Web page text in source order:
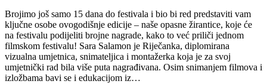
filmovima”
Brojimo još samo 15 dana do festivala i bio bi red predstaviti vam
ključne osobe ovogodišnje edicije – naše opasne žirantice, koje će
na festivalu podijeliti brojne nagrade, kako to već priliči jednom
filmskom festivalu! Sara Salamon je Riječanka, diplomirana
vizualna umjetnica, snimateljica i montažerka koja je za svoj
umjetnički rad bila više puta nagrađivana. Osim snimanjem filmova i
izložbama bavi se i edukacijom iz…